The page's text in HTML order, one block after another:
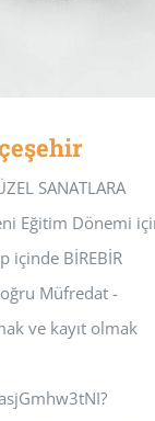
SANATLARA
Eğitim Dönemi
içinde BİREBİR
Müfredat -
ve kayıt olmak